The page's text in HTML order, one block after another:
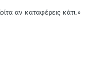
αν καταφέρεις κάτι.»